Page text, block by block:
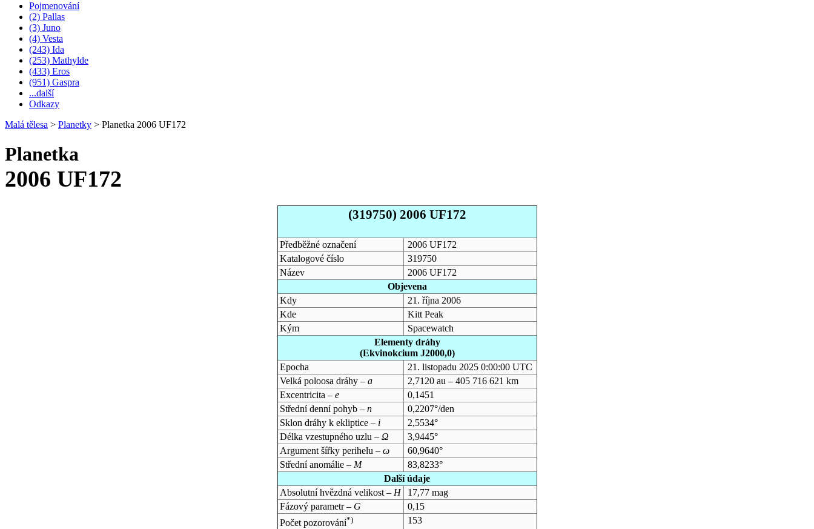
Pojmenování
(2) Pallas
(3) Juno
(4) Vesta
(243) Ida
(253) Mathylde
(433) Eros
(951) Gaspra
...další
Odkazy
Malá tělesa > Planetky > Planetka 2006 UF172
Planetka
2006 UF172
(319750) 2006 UF172
Předběžné označení
2006 UF172
Katalogové číslo
319750
Název
2006 UF172
Objevena
Kdy
21. října 2006
Kde
Kitt Peak
Kým
Spacewatch
Elementy dráhy
(Ekvinokcium J2000,0)
Epocha
21. listopadu 2025 0:00:00 UTC
Velká poloosa dráhy – a
2,7120 au – 405 716 621 km
Excentricita – e
0,1451
Střední denní pohyb – n
0,2207°/den
Sklon dráhy k ekliptice – i
2,5534°
Délka vzestupného uzlu – Ω
3,9445°
Argument šířky perihelu – ω
60,9640°
Střední anomálie – M
83,8233°
Další údaje
Absolutní hvězdná velikost – H
17,77 mag
Fázový parametr – G
0,15
Počet pozorování*)
153